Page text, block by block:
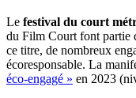
Le festival du court
du Film Court font partie
ce titre, de nombreux
écoresponsable. La
éco-engagé » en 2023